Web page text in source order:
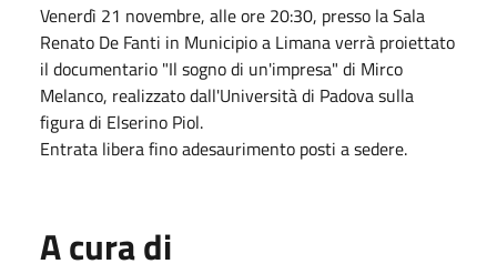
Venerdì 21 novembre, alle ore 20:30, presso la Sala
Renato De Fanti in Municipio a Limana verrà proiettato
il documentario "Il sogno di un'impresa" di Mirco
Melanco, realizzato dall'Università di Padova sulla
figura di Elserino Piol.
Entrata libera fino adesaurimento posti a sedere.
A cura di